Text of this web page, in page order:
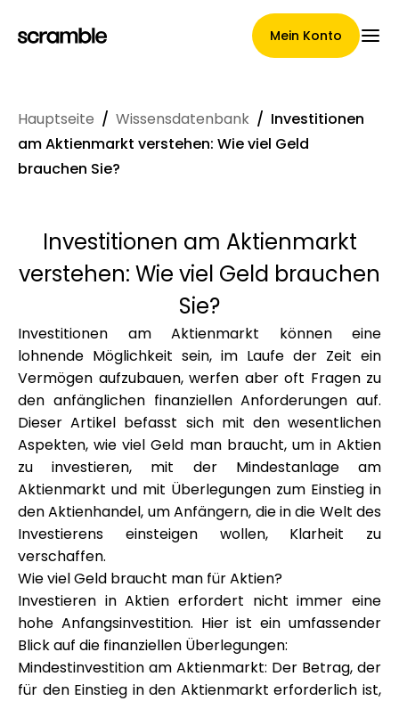
Mein Konto
Hauptseite
Konditionen der
Forderungsabtretung
Markengalerie
Markenauswahl
Rechner
Rundenverlauf
Blog
Hauptseite / Wissensdatenbank / Investitionen
am Aktienmarkt verstehen: Wie viel Geld
brauchen Sie?
Investitionen am Aktienmarkt
verstehen: Wie viel Geld brauchen
Sie?
Investitionen am Aktienmarkt können eine
lohnende Möglichkeit sein, im Laufe der Zeit ein
Vermögen aufzubauen, werfen aber oft Fragen zu
den anfänglichen finanziellen Anforderungen auf.
Dieser Artikel befasst sich mit den wesentlichen
Aspekten, wie viel Geld man braucht, um in Aktien
zu investieren, mit der Mindestanlage am
Aktienmarkt und mit Überlegungen zum Einstieg in
den Aktienhandel, um Anfängern, die in die Welt des
Investierens einsteigen wollen, Klarheit zu
verschaffen.
Wie viel Geld braucht man für Aktien?
Investieren in Aktien erfordert nicht immer eine
hohe Anfangsinvestition. Hier ist ein umfassender
Blick auf die finanziellen Überlegungen:
Mindestinvestition am Aktienmarkt: Der Betrag, der
für den Einstieg in den Aktienmarkt erforderlich ist,